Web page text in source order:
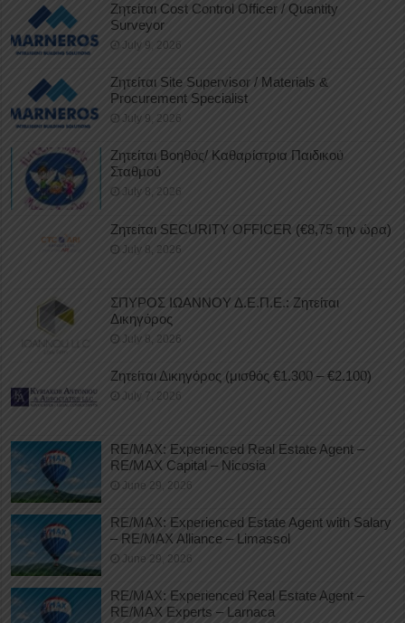
Ζητείται Cost Control Officer / Quantity
Surveyor
July 9, 2026
Ζητείται Site Supervisor / Materials &
Procurement Specialist
July 9, 2026
Ζητείται Βοηθός/ Καθαρίστρια Παιδικού
Σταθμού
July 8, 2026
Ζητείται SECURITY OFFICER (€8,75 την ώρα)
July 8, 2026
ΣΠΥΡΟΣ ΙΩΑΝΝΟΥ Δ.Ε.Π.Ε.: Ζητείται
Δικηγόρος
July 8, 2026
Ζητείται Δικηγόρος (μισθός €1.300 – €2.100)
July 7, 2026
RE/MAX: Experienced Real Estate Agent –
RE/MAX Capital – Nicosia
June 29, 2026
RE/MAX: Experienced Estate Agent with Salary
– RE/MAX Alliance – Limassol
June 29, 2026
RE/MAX: Experienced Real Estate Agent –
RE/MAX Experts – Larnaca